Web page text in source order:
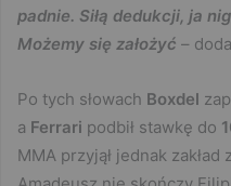
padnie. Siłą dedukcji, ja
Możemy się założyć –
Po tych słowach Boxdel
a Ferrari podbił stawkę do
MMA przyjął jednak